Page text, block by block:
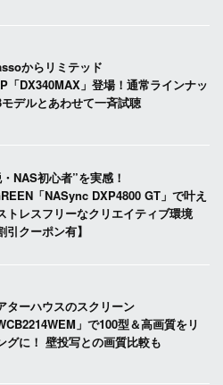
からリミテッド
「DX340MAX」登場！通常ラインナッ
デルとあわせて一斉試聴
NAS初心者”を実感！
「NASync DXP4800 GT」で叶え
トレスフリーなクリエイティブ環境
引クーポン有】
ターハウスのスクリーン
」で100型＆高画質をリ
グに！ 壁投写との画質比較も